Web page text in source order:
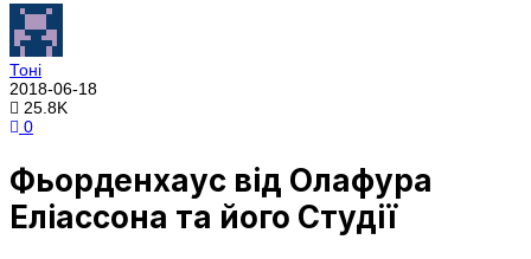
Тоні
2018-06-18
25.8K
0
Фьорденхаус від Олафура
Еліассона та його Студії